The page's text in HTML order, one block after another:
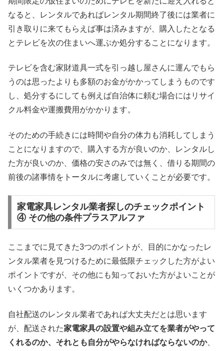
なると、レンタルであればレンタル期間終了後には業者に
引き取りに来てもらえば事は済みますが、購入したとなる
とテレビを次の住まいへ運ぶか処分することになります。
テレビを含む家財道具一式を引っ越し屋さんに運んでもら
うのは思ったよりも多額のお金がかかってしまうものです
し、処分するにしても例えば自治体に頼む場合にはリサイ
クル料金や運搬費用がかかります。
そのための手続きには時間や自分の体力も消耗してしまう
ことになりますので、購入する方が良いのか、レンタルし
た方が良いのか、価格の安さのみでは無く、借りる期間の
前後の諸事情をトータルに考慮していくことが必要です。
家電家具レンタル業者探しのチェックポイント
④ その他の条件プラスアルファ
ここまでに見てきた3つのポイントが、目的にかなったレ
ンタル業者を見つけるために最低限チェックした方がよい
ポイントですが、その他にも知っておいた方がよいことが
いくつかあります。
自社配送のレンタル業者であれば大丈夫だとは思います
が、配送された家電家具の設置や組み立てを業者がやって
くれるのか、それとも自分がやらなければならないのか、